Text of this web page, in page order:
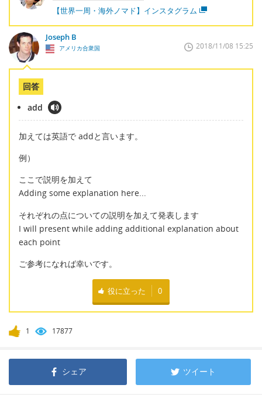
【世界一周・海外ノマド】インスタグラム
Joseph B
アメリカ合衆国 2018/11/08 15:25
回答
add
加えては英語で addと言います。
例）
ここで説明を加えて
Adding some explanation here...
それぞれの点についての説明を加えて発表します
I will present while adding additional explanation about
each point
ご参考になれば幸いです。
役に立った 0
1 17877
シェア ツイート